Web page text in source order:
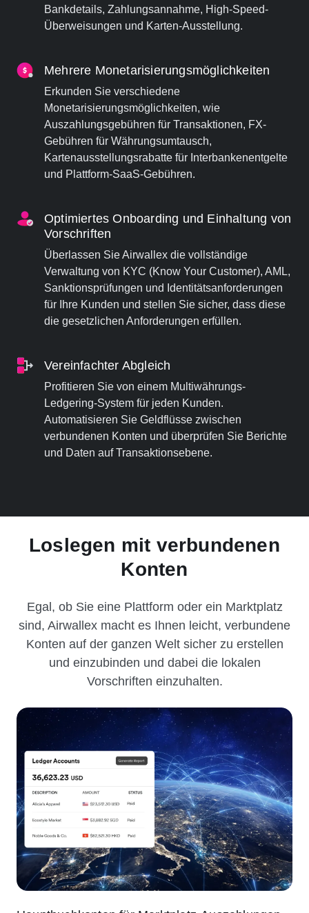
Bankdetails, Zahlungsannahme, High-Speed-
Überweisungen und Karten-Ausstellung.
Mehrere Monetarisierungsmöglichkeiten
Erkunden Sie verschiedene
Monetarisierungsmöglichkeiten, wie
Auszahlungsgebühren für Transaktionen, FX-
Gebühren für Währungsumtausch,
Kartenausstellungsrabatte für Interbankenentgelte
und Plattform-SaaS-Gebühren.
Optimiertes Onboarding und Einhaltung von
Vorschriften
Überlassen Sie Airwallex die vollständige
Verwaltung von KYC (Know Your Customer), AML,
Sanktionsprüfungen und Identitätsanforderungen
für Ihre Kunden und stellen Sie sicher, dass diese
die gesetzlichen Anforderungen erfüllen.
Vereinfachter Abgleich
Profitieren Sie von einem Multiwährungs-
Ledgering-System für jeden Kunden.
Automatisieren Sie Geldflüsse zwischen
verbundenen Konten und überprüfen Sie Berichte
und Daten auf Transaktionsebene.
Loslegen mit verbundenen
Konten
Egal, ob Sie eine Plattform oder ein Marktplatz
sind, Airwallex macht es Ihnen leicht, verbundene
Konten auf der ganzen Welt sicher zu erstellen
und einzubinden und dabei die lokalen
Vorschriften einzuhalten.